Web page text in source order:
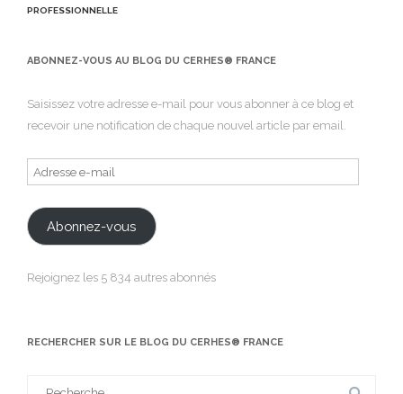
PROFESSIONNELLE
ABONNEZ-VOUS AU BLOG DU CERHES® FRANCE
Saisissez votre adresse e-mail pour vous abonner à ce blog et
recevoir une notification de chaque nouvel article par email.
Adresse
e-
mail
Abonnez-vous
Rejoignez les 5 834 autres abonnés
RECHERCHER SUR LE BLOG DU CERHES® FRANCE